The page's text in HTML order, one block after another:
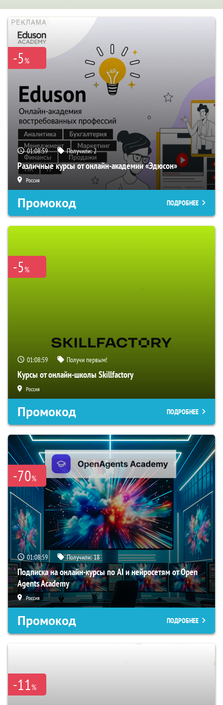
-5%
01:08:58 Получили:2
Различные курсы от онлайн-академии «Эдюсон»
Россия
Промокод ПОДРОБНЕЕ
-5%
01:08:58 Получи первым!
Курсы от онлайн-школы Skillfactory
Россия
Промокод ПОДРОБНЕЕ
-70%
01:08:58 Получили:18
Подписка на онлайн-курсы по AI и нейросетям от Open
Agents Academy
Россия
Промокод ПОДРОБНЕЕ
-11%